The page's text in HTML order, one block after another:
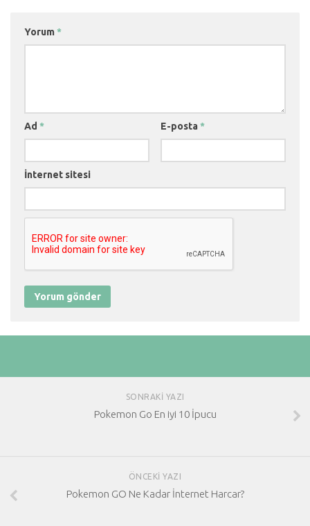
Yorum *
Ad * E-posta *
İnternet sitesi
SONRAKI YAZI
Pokemon Go En iyi 10 İpucu
ÖNCEKI YAZI
Pokemon GO Ne Kadar İnternet Harcar?